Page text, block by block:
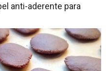
anti-aderente para